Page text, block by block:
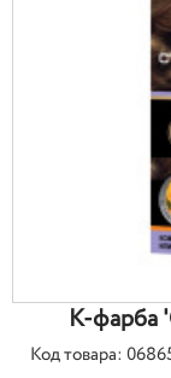
К-фарба
Код товара: